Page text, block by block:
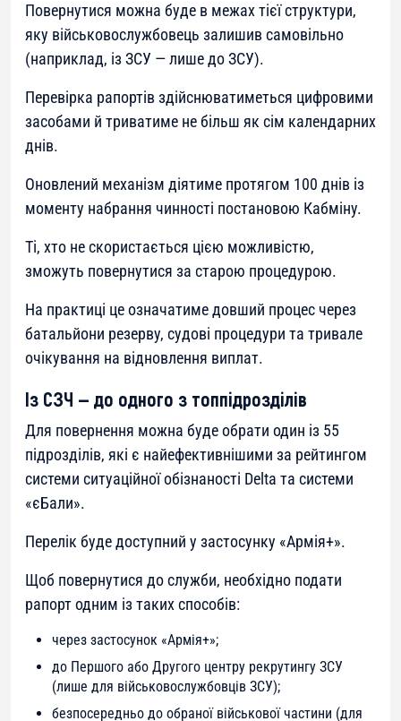
Повернутися можна буде в межах тієї структури,
яку військовослужбовець залишив самовільно
(наприклад, із ЗСУ — лише до ЗСУ).
Перевірка рапортів здійснюватиметься цифровими
засобами й триватиме не більш як сім календарних
днів.
Оновлений механізм діятиме протягом 100 днів із
моменту набрання чинності постановою Кабміну.
Ті, хто не скористається цією можливістю,
зможуть повернутися за старою процедурою.
На практиці це означатиме довший процес через
батальйони резерву, судові процедури та тривале
очікування на відновлення виплат.
Із СЗЧ — до одного з топпідрозділів
Для повернення можна буде обрати один із 55
підрозділів, які є найефективнішими за рейтингом
системи ситуаційної обізнаності Delta та системи
«єБали».
Перелік буде доступний у застосунку «Армія+».
Щоб повернутися до служби, необхідно подати
рапорт одним із таких способів:
через застосунок «Армія+»;
до Першого або Другого центру рекрутингу ЗСУ
(лише для військовослужбовців ЗСУ);
безпосередньо до обраної військової частини (для